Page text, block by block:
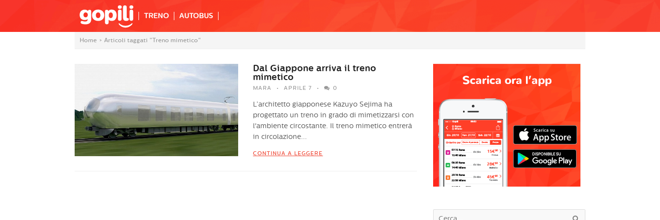
TRENO AUTOBUS
Home > Articoli taggati "Treno mimetico"
Dal Giappone arriva il treno
mimetico
MARA APRILE 7 0
L’architetto giapponese Kazuyo Sejima ha
progettato un treno in grado di mimetizzarsi con
l'ambiente circostante. Il treno mimetico entrerà
in circolazione...
CONTINUA A LEGGERE